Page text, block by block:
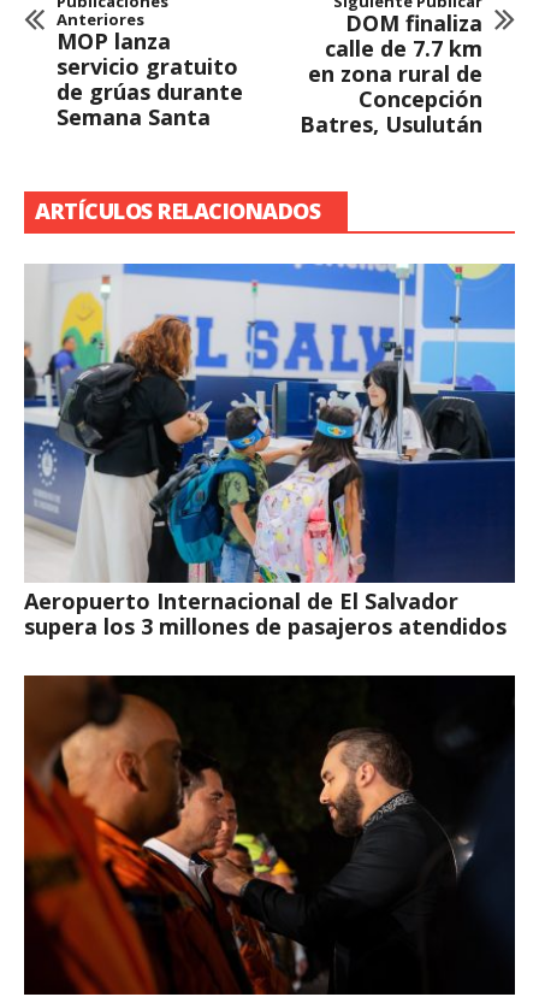
Anteriores
MOP lanza
servicio gratuito
de grúas durante
Semana Santa
DOM finaliza
calle de 7.7 km
en zona rural de
Concepción
Batres, Usulután
ARTÍCULOS RELACIONADOS
Aeropuerto Internacional de El Salvador
supera los 3 millones de pasajeros atendidos